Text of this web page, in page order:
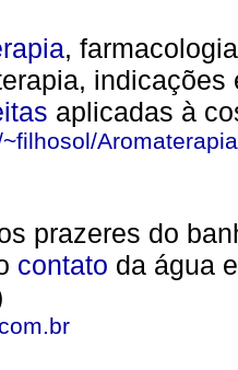
,
aplicadas à
prazeres do
contato da água